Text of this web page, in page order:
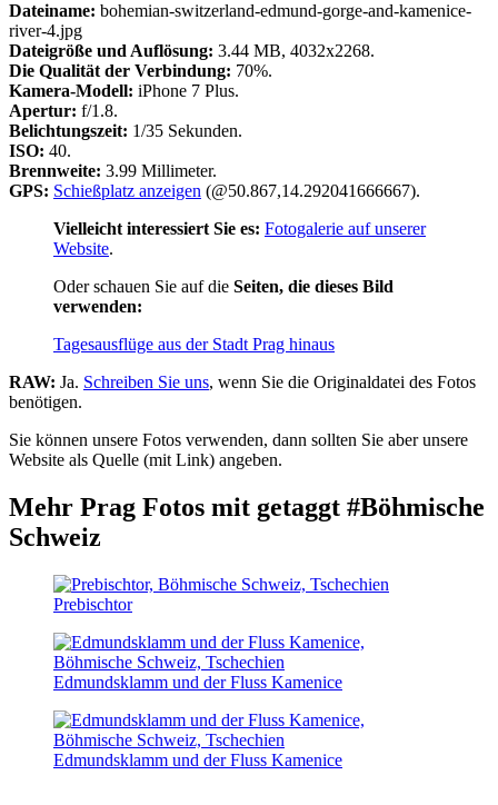
Dateiname: bohemian-switzerland-edmund-gorge-and-kamenice-
river-4.jpg
Dateigröße und Auflösung: 3.44 MB, 4032x2268.
Die Qualität der Verbindung: 70%.
Kamera-Modell: iPhone 7 Plus.
Apertur: f/1.8.
Belichtungszeit: 1/35 Sekunden.
ISO: 40.
Brennweite: 3.99 Millimeter.
GPS: Schießplatz anzeigen (@50.867,14.292041666667).
Vielleicht interessiert Sie es: Fotogalerie auf unserer
Website.
Oder schauen Sie auf die Seiten, die dieses Bild
verwenden:
Tagesausflüge aus der Stadt Prag hinaus
RAW: Ja. Schreiben Sie uns, wenn Sie die Originaldatei des Fotos
benötigen.
Sie können unsere Fotos verwenden, dann sollten Sie aber unsere
Website als Quelle (mit Link) angeben.
Mehr Prag Fotos mit getaggt #Böhmische
Schweiz
Prebischtor
Edmundsklamm und der Fluss Kamenice
Edmundsklamm und der Fluss Kamenice